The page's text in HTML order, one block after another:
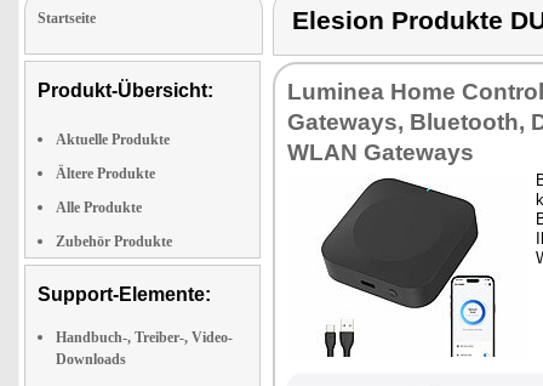
Startseite
Produkt-Übersicht:
Aktuelle Produkte
Ältere Produkte
Alle Produkte
Zubehör Produkte
Support-Elemente:
Handbuch-, Treiber-, Video-
Downloads
Elesion Produkte
Luminea Home
Gateways, Bluetooth,
WLAN Gateways